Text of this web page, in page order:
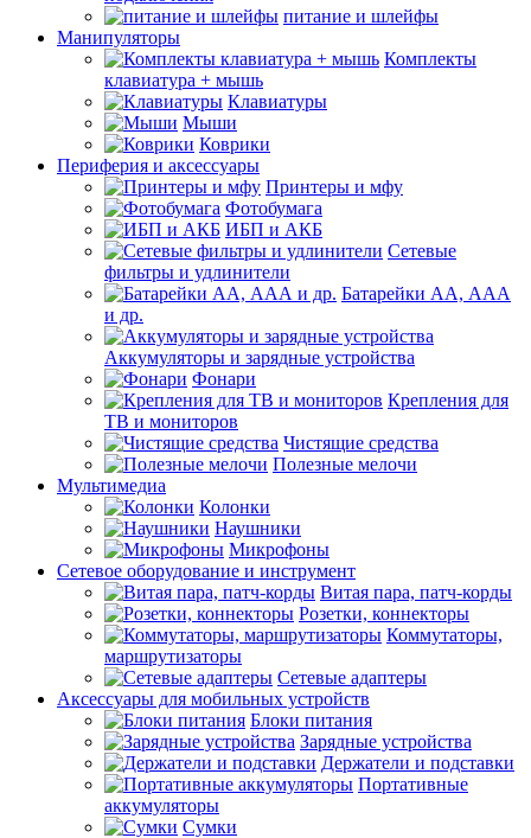
питание и шлейфы
Манипуляторы
Комплекты
клавиатура + мышь
Клавиатуры
Мыши
Коврики
Периферия и аксессуары
Принтеры и мфу
Фотобумага
ИБП и АКБ
Сетевые
фильтры и удлинители
Батарейки АА, ААА
и др.
Аккумуляторы и зарядные устройства
Фонари
Крепления для
ТВ и мониторов
Чистящие средства
Полезные мелочи
Мультимедиа
Колонки
Наушники
Микрофоны
Сетевое оборудование и инструмент
Витая пара, патч-корды
Розетки, коннекторы
Коммутаторы,
маршрутизаторы
Сетевые адаптеры
Аксессуары для мобильных устройств
Блоки питания
Зарядные устройства
Держатели и подставки
Портативные
аккумуляторы
Сумки